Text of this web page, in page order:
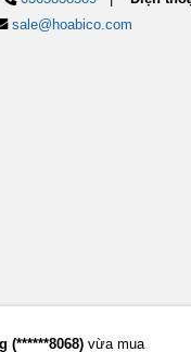
sale@hoabico.com
(******8068) vừa mua